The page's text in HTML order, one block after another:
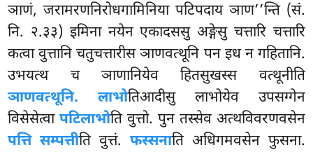
ञाणं, जरामरणनिरोधगामिनिया पटिपदाय ञाण’’न्ति (सं.
नि. २.३३) इमिना नयेन एकादससु अङ्गेसु चत्तारि चत्तारि
कत्वा वुत्तानि चतुचत्तारीस ञाणवत्थूनि पन इध न गहितानि.
उभयत्थ च ञाणानियेव हितसुखस्स वत्थूनीति
ञाणवत्थूनि. लाभोतिआदीसु लाभोयेव उपसग्गेन
विसेसेत्वापटिलाभोति वुत्तो. पुन तस्सेव अत्थविवरणवसेन
पत्ति सम्पत्तीति वुत्तं. फस्सनाति अधिगमवसेन फुसना.